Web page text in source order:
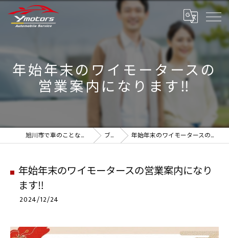
年始年末のワイモータースの
営業案内になります‼️
旭川市で車のことなら実績のYmotors ブログ 年始年末のワイモータースの営業案内になります‼️
年始年末のワイモータースの営業案内になり
ます‼️
2024/12/24